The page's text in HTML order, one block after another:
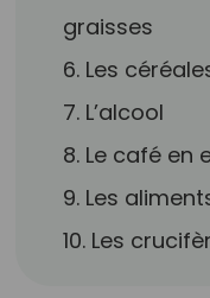
graisses
6. Les
7. L’alcool
8. Le café en
9. Les
10. Les